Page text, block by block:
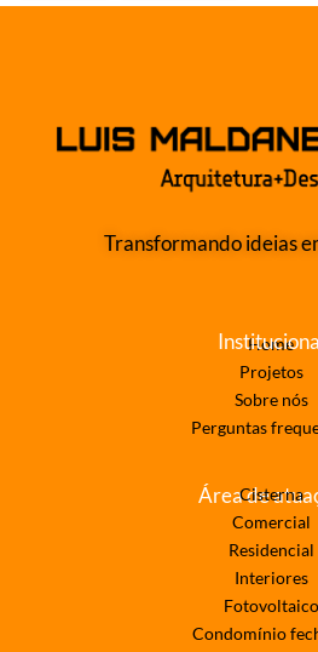
Transformando ideias
Home
Projetos
Sobre nós
Perguntas
Área deCisterna
Comercial
Residencial
Interiores
Fotovoltaico
Condomínio